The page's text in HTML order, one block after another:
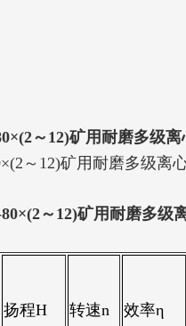
～12)矿用耐磨多级
～12)矿用耐磨多级
扬程H
转速n
效率η